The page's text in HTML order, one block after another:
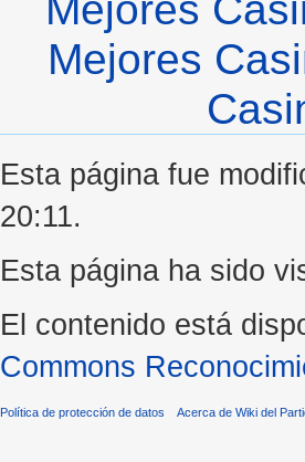
Mejores
Mejores
Esta página fue
20:11.
Esta página ha sido
El contenido está
Commons
Política de protección de datos Acerca de Wiki del